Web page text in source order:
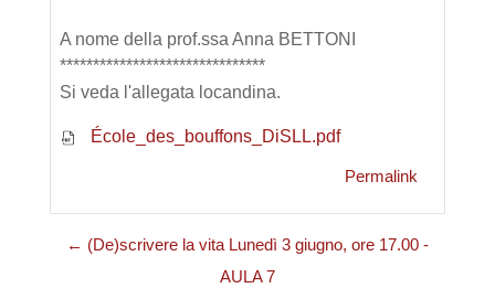
A nome della prof.ssa Anna BETTONI
*******************************
Si veda l'allegata locandina.
École_des_bouffons_DiSLL.pdf
Permalink
← (De)scrivere la vita Lunedì 3 giugno, ore 17.00 -
AULA 7